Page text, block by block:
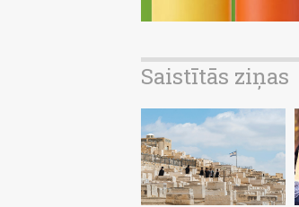
Saistītās ziņas